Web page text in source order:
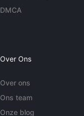
DMCA
Over Ons
Over ons
Ons team
Onze blog